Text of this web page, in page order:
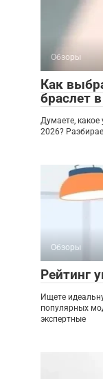
Обзоры
Как
браслет
Думаете,
2026?
Обзоры
Рейтинг
Ищете
популярных
экспертные